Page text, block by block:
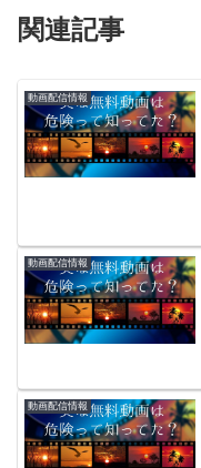
関連記事
動画配信情報
動画配信情報
動画配信情報